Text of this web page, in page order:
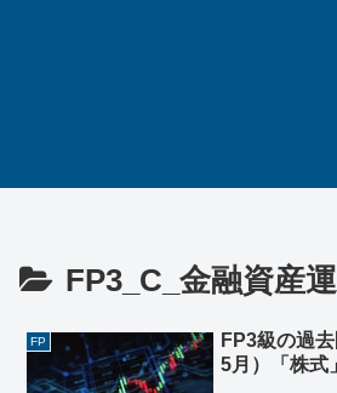
FP3_C_金融資産
FP
FP3級の過
5月）「株式」